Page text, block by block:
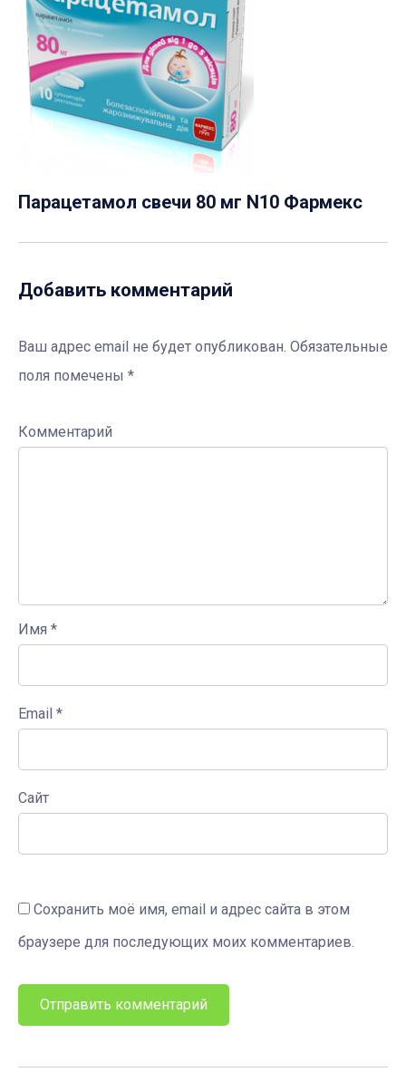
Парацетамол свечи 80 мг N10 Фармекс
Добавить комментарий
Ваш адрес email не будет опубликован. Обязательные
поля помечены *
Комментарий
Имя *
Email *
Сайт
Сохранить моё имя, email и адрес сайта в этом
браузере для последующих моих комментариев.